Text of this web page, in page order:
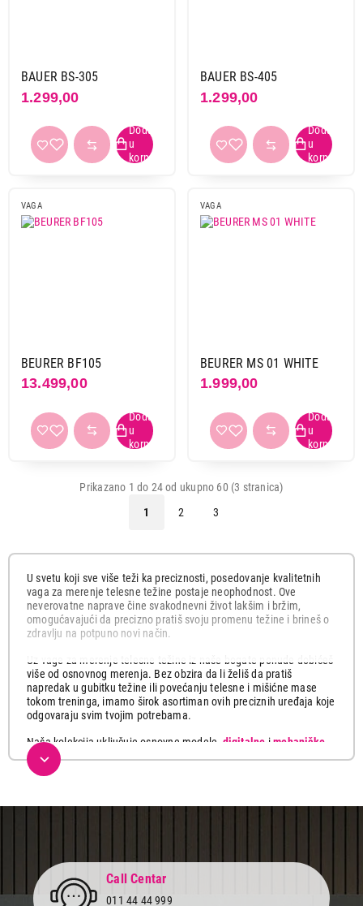
BAUER BS-305
1.299,00
BAUER BS-405
1.299,00
VAGA
BEURER BF105
13.499,00
VAGA
BEURER MS 01 WHITE
1.999,00
Prikazano 1 do 24 od ukupno 60 (3 stranica)
1
2 3
U svetu koji sve više teži ka preciznosti, posedovanje kvalitetnih
vaga za merenje telesne težine postaje neophodnost. Ove
neverovatne naprave čine svakodnevni život lakšim i bržim,
omogućavajući da precizno pratiš svoju promenu težine i brineš o
zdravlju na potpuno novi način.
Uz vage za merenje telesne težine iz naše bogate ponude dobićeš
više od osnovnog merenja. Bez obzira da li želiš da pratiš
napredak u gubitku težine ili povećanju telesne i mišićne mase
tokom treninga, imamo širok asortiman ovih preciznih uređaja koje
odgovaraju svim tvojim potrebama.
Naša kolekcija uključuje osnovne modele, digitalne imehaničke
koje pružaju merenje težine, kao i one naprednije
vage
sa funkcijama merenja dodatne telesne metrike poput
elegantnog dizajna. Možeš ih postaviti u kupatilu sa stilom i
koristiti ih sa samopouzdanjem svakodnevno. Prati svoju težinu
pomoću naših vaga dostupnih u različitim stilovima i dizajnima koji
Call Centar
011 44 44 999